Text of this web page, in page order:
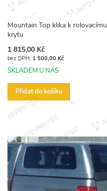
Mountain Top klika k rolovacímu
krytu
1 815,00 Kč
1 500,00 Kč
SKLADEM U NÁS
Přidat do košíku